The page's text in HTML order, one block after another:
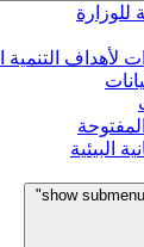
للوزارة
لأهداف
البيئية
show